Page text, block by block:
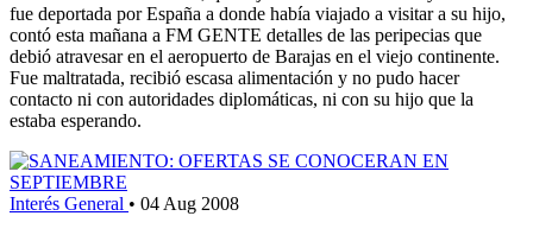
fue deportada por España a donde había viajado a visitar a su hijo,
contó esta mañana a FM GENTE detalles de las peripecias que
debió atravesar en el aeropuerto de Barajas en el viejo continente.
Fue maltratada, recibió escasa alimentación y no pudo hacer
contacto ni con autoridades diplomáticas, ni con su hijo que la
estaba esperando.
Interés General • 04 Aug 2008